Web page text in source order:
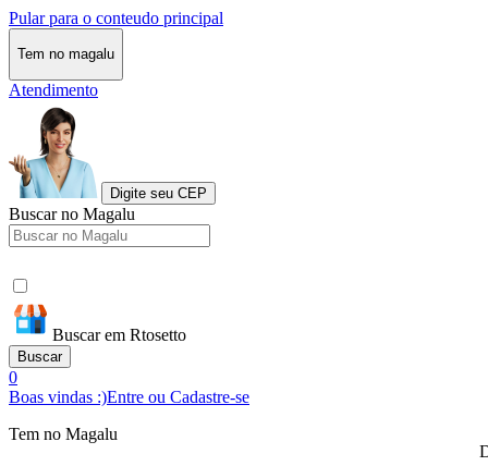
Pular para o conteudo principal
Tem no magalu
Atendimento
Digite seu CEP
Buscar no Magalu
Buscar em Rtosetto
Buscar
0
Boas vindas :)Entre ou Cadastre-se
Tem no Magalu